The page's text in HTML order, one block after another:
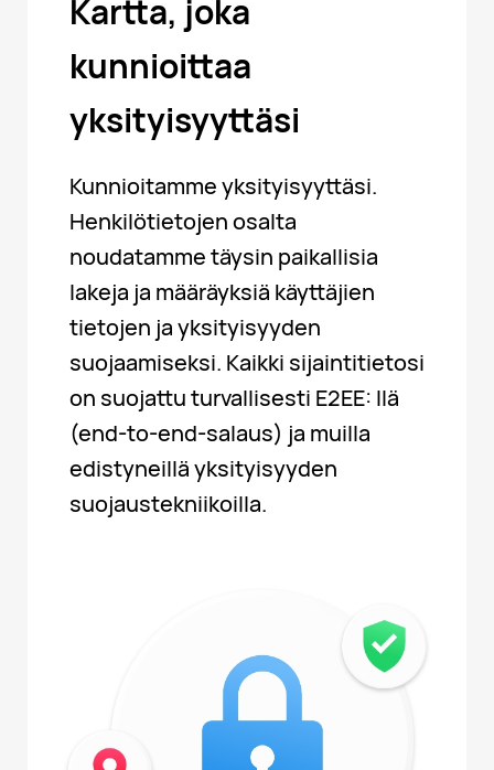
Kartta, joka
kunnioittaa
yksityisyyttäsi
Kunnioitamme yksityisyyttäsi.
Henkilötietojen osalta
noudatamme täysin paikallisia
lakeja ja määräyksiä käyttäjien
tietojen ja yksityisyyden
suojaamiseksi. Kaikki sijaintitietosi
on suojattu turvallisesti E2EE: llä
(end-to-end-salaus) ja muilla
edistyneillä yksityisyyden
suojaustekniikoilla.